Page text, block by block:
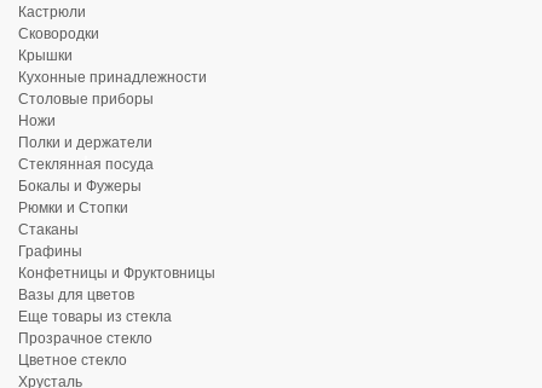
Кастрюли
Сковородки
Крышки
Кухонные принадлежности
Столовые приборы
Ножи
Полки и держатели
Стеклянная посуда
Бокалы и Фужеры
Рюмки и Стопки
Стаканы
Графины
Конфетницы и Фруктовницы
Вазы для цветов
Еще товары из стекла
Прозрачное стекло
Цветное стекло
Хрусталь